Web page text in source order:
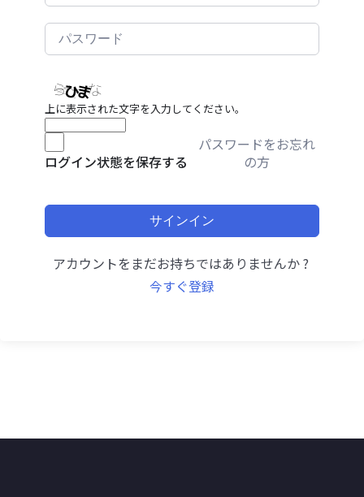
上に表示された文字を入力してください。
ログイン状態を保存する
パスワードをお忘れ
の方
サインイン
アカウントをまだお持ちではありませんか ?
今すぐ登録